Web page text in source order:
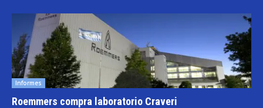
Informes
Roemmers compra laboratorio Craveri